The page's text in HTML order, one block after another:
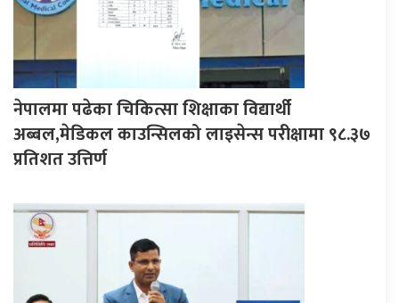
नेपालमा पढेका चिकित्सा शिक्षाका विद्यार्थी
अब्बल,मेडिकल काउन्सिलको लाइसेन्स परीक्षामा ९८.३७
प्रतिशत उत्तिर्ण